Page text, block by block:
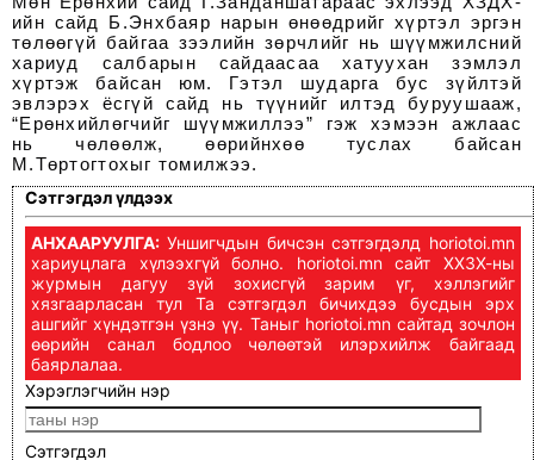
ийн сайд Б.Энхбаяр нарын өнөөдрийг хүртэл эргэн
төлөөгүй байгаа зээлийн зөрчлийг нь шүүмжилсний
хариуд салбарын сайдаасаа хатуухан зэмлэл
хүртэж байсан юм. Гэтэл шударга бус зүйлтэй
эвлэрэх ёсгүй сайд нь түүнийг илтэд буруушааж,
“Ерөнхийлөгчийг шүүмжиллээ” гэж хэмээн ажлаас
нь чөлөөлж, өөрийнхөө туслах байсан
М.Төртогтохыг томилжээ.
Сэтгэгдэл үлдээх
АНХААРУУЛГА: Уншигчдын бичсэн сэтгэгдэлд horiotoi.mn
хариуцлага хүлээхгүй болно. horiotoi.mn сайт ХХЗХ-ны
журмын дагуу зүй зохисгүй зарим үг, хэллэгийг
хязгаарласан тул Та сэтгэгдэл бичихдээ бусдын эрх
ашгийг хүндэтгэн үзнэ үү. Таныг horiotoi.mn сайтад зочлон
өөрийн санал бодлоо чөлөөтэй илэрхийлж байгаад
баярлалаа.
Хэрэглэгчийн нэр
Сэтгэгдэл